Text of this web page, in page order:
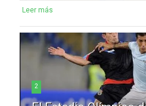
Leer más
2